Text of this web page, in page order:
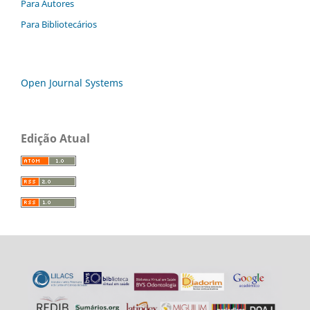
Para Autores
Para Bibliotecários
Open Journal Systems
Edição Atual